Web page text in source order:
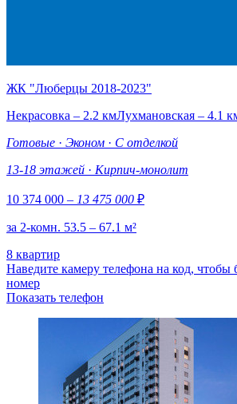
ЖК "Люберцы 2018-2023"
Некрасовка – 2.2 кмЛухмановская – 4.1
Готовые · Эконом · С отделкой
13-18 этажей · Кирпич-монолит
10 374 000 – 13 475 000 ₽
за 2-комн. 53.5 – 67.1 м²
8 квартир
Наведите камеру телефона на код, чтобы
номер
Показать телефон